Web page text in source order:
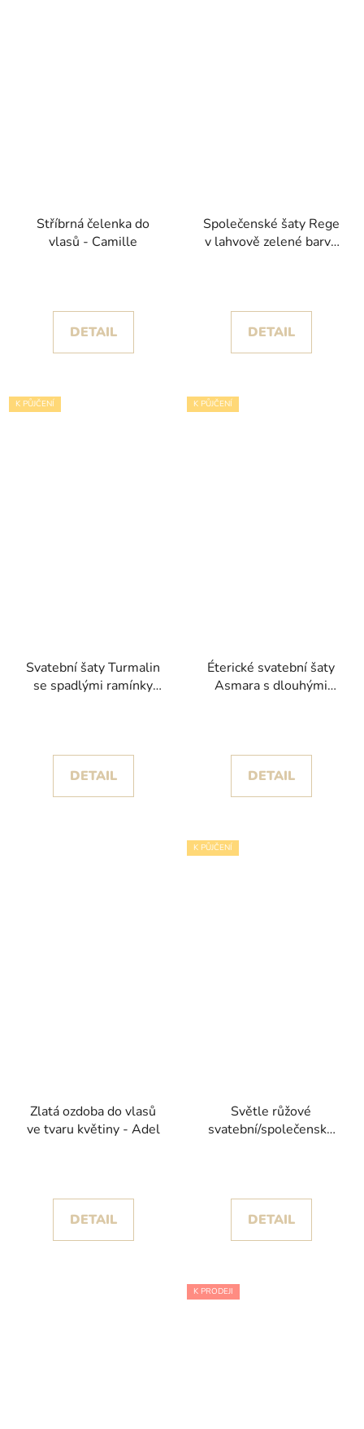
Stříbrná čelenka do
vlasů - Camille
DETAIL
Společenské šaty Rege
v lahvově zelené barvě
DETAIL
K PŮJČENÍ
Svatební šaty Turmalin
se spadlými ramínky
DETAIL
K PŮJČENÍ
Éterické svatební šaty
Asmara s dlouhými
DETAIL
Zlatá ozdoba do vlasů
ve tvaru květiny - Adel
DETAIL
K PŮJČENÍ
Světle růžové
svatební/společenské
DETAIL
K PRODEJI